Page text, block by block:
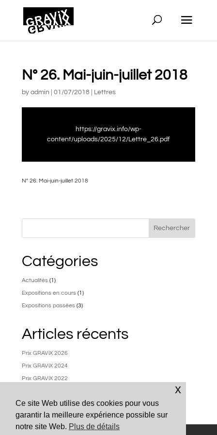
N° 26. Mai-juin-juillet 2018
by admin 01/07/2018 Lettres
https://gravix.info/wp-
content/uploads/2025/12/Lettre_26.pdf
N° 26. Mai-juin-juillet 2018
Rechercher
Catégories
Actualités(1)
Expositions en cours(1)
Expositions passées(3)
Articles récents
Prix GRAViX 2026
Prix GRAViX 2024
Prix GRAViX 2022
Ce site Web utilise des cookies pour vous
garantir la meilleure expérience possible sur
notre site Web. Plus de détails
x